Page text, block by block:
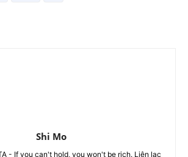
Shi Mo
- If you can't hold, you won't be rich. Liên lạc